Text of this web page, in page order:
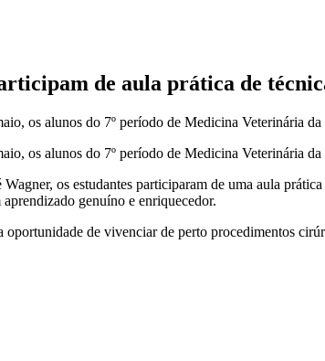
de aula prática de
os alunos do 7º período de Medicina Veterinária
os alunos do 7º período de Medicina Veterinária
Wagner, os estudantes participaram de uma aula
genuíno e enriquecedor.
oportunidade de vivenciar de perto procedimentos